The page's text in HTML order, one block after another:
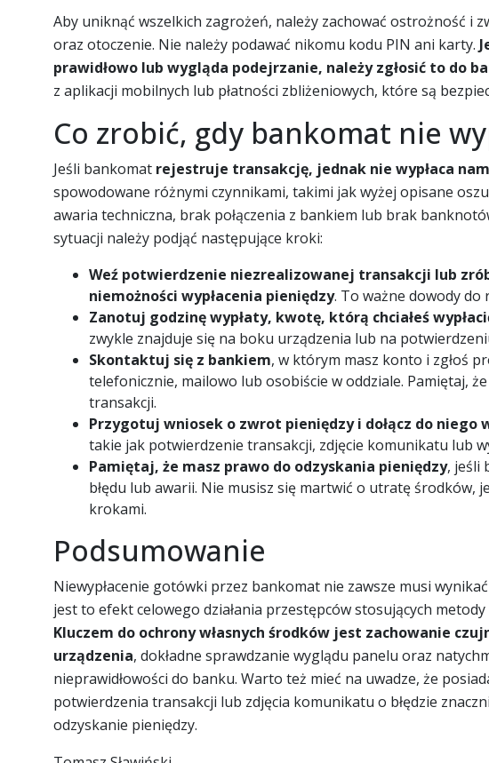
Aby uniknąć wszelkich zagrożeń, należy zachować ostrożność i
oraz otoczenie. Nie należy podawać nikomu kodu PIN ani karty.
prawidłowo lub wygląda podejrzanie, należy zgłosić to do
z aplikacji mobilnych lub płatności zbliżeniowych, które są
Co zrobić, gdy bankomat nie
Jeśli bankomat rejestruje transakcję, jednak nie wypłaca
spowodowane różnymi czynnikami, takimi jak wyżej opisane
awaria techniczna, brak połączenia z bankiem lub brak
sytuacji należy podjąć następujące kroki:
Weź potwierdzenie niezrealizowanej transakcji lub
niemożności wypłacenia pieniędzy. To ważne dowody do
Zanotuj godzinę wypłaty, kwotę, którą chciałeś
zwykle znajduje się na boku urządzenia lub na
Skontaktuj się z bankiem, w którym masz konto i zgłoś
telefonicznie, mailowo lub osobiście w oddziale. Pamiętaj,
transakcji.
Przygotuj wniosek o zwrot pieniędzy i dołącz do
takie jak potwierdzenie transakcji, zdjęcie komunikatu lub
Pamiętaj, że masz prawo do odzyskania pieniędzy, jeśli
błędu lub awarii. Nie musisz się martwić o utratę środków,
krokami.
Podsumowanie
Niewypłacenie gotówki przez bankomat nie zawsze musi
jest to efekt celowego działania przestępców stosujących
Kluczem do ochrony własnych środków jest zachowanie
urządzenia, dokładne sprawdzanie wyglądu panelu oraz
nieprawidłowości do banku. Warto też mieć na uwadze, że
potwierdzenia transakcji lub zdjęcia komunikatu o błędzie
odzyskanie pieniędzy.